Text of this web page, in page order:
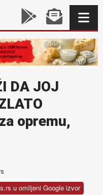
DA JOJ
opremu,
u omiljeni Google izvor